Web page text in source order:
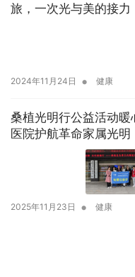
旅，一次光与美的接力
2024年11月24日 • 健康
桑植光明行公益活动
医院护航革命家属光明
2025年11月23日 • 健康